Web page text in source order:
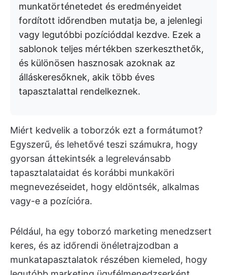
munkatörténetedet és eredményeidet
fordított időrendben mutatja be, a jelenlegi
vagy legutóbbi pozícióddal kezdve. Ezek a
sablonok teljes mértékben szerkeszthetők,
és különösen hasznosak azoknak az
álláskeresőknek, akik több éves
tapasztalattal rendelkeznek.
Miért kedvelik a toborzók ezt a formátumot?
Egyszerű, és lehetővé teszi számukra, hogy
gyorsan áttekintsék a legrelevánsabb
tapasztalataidat és korábbi munkaköri
megnevezéseidet, hogy eldöntsék, alkalmas
vagy-e a pozícióra.
Például, ha egy toborzó marketing menedzsert
keres, és az időrendi önéletrajzodban a
munkatapasztalatok részében kiemeled, hogy